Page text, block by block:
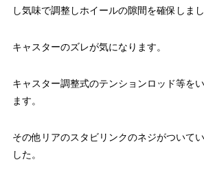
し気味で調整しホイールの隙間を確保しまし
キャスターのズレが気になります。
キャスター調整式のテンションロッド等を
ます。
その他リアのスタビリンクのネジがついて
した。